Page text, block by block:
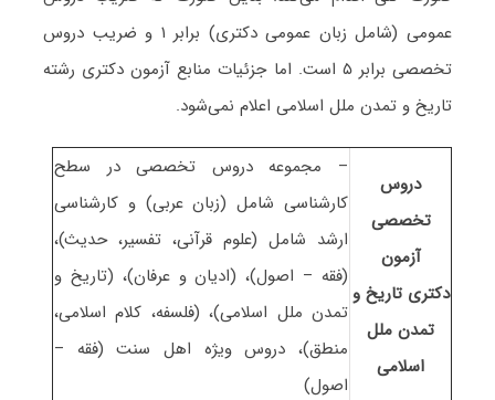
عمومی (شامل زبان عمومی دکتری) برابر ۱ و ضریب دروس
تخصصی برابر ۵ است
. اما جزئیات منابع آزمون دکتری رشته
تاریخ و تمدن ملل اسلامی اعلام نمی‌شود.
دروس
تخصصی
آزمون
دکتری تاریخ و
تمدن ملل
اسلامی
– مجموعه دروس تخصصی در سطح
کارشناسی شامل (زبان عربی) و کارشناسی
ارشد شامل (علوم قرآنی، تفسیر، حدیث)،
(فقه – اصول)، (ادیان و عرفان)، (تاریخ و
تمدن ملل اسلامی)، (فلسفه، کلام اسلامی،
منطق)، دروس ویژه اهل سنت (فقه –
اصول)